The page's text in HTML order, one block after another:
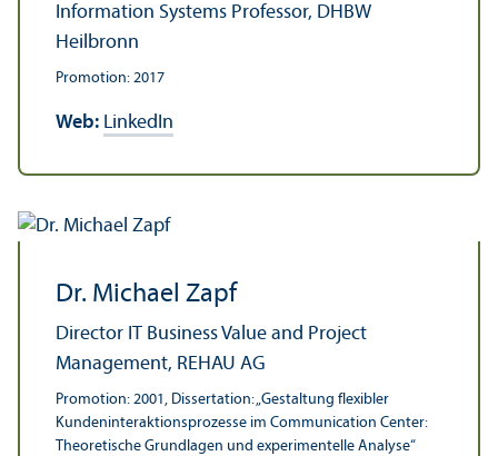
Information Systems Professor, DHBW
Heilbronn
Promotion: 2017
Web: LinkedIn
Dr. Michael Zapf
Director IT Business Value and Project
Management, REHAU AG
Promotion: 2001, Dissertation: „Gestaltung flexibler
Kunden­interaktions­prozesse im Communication Center:
Theoretische Grundlagen und experimentelle Analyse“